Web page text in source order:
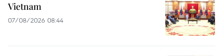
Vietnam
07/08/2026 08:44